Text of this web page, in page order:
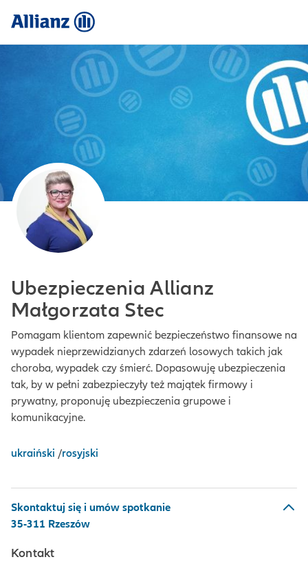
Ubezpieczenia Allianz
Małgorzata Stec
Pomagam klientom zapewnić bezpieczeństwo finansowe na
wypadek nieprzewidzianych zdarzeń losowych takich jak
choroba, wypadek czy śmierć. Dopasowuję ubezpieczenia
tak, by w pełni zabezpieczyły też majątek firmowy i
prywatny, proponuję ubezpieczenia grupowe i
komunikacyjne.
ukraiński /rosyjski
Skontaktuj się i umów spotkanie
35-311 Rzeszów
Kontakt